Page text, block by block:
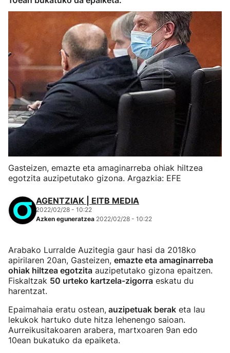
Gasteizen, emazte eta amaginarreba ohiak hiltzea
egotzita auzipetutako gizona. Argazkia: EFE
AGENTZIAK | EITB MEDIA
2022/02/28 - 10:22
Azken eguneratzea 2022/02/28 - 10:22
Arabako Lurralde Auzitegia gaur hasi da 2018ko
apirilaren 20an, Gasteizen, emazte eta amaginarreba
ohiak hiltzea egotzita auzipetutako gizona epaitzen.
Fiskaltzak 50 urteko kartzela-zigorra eskatu du
harentzat.
Epaimahaia eratu ostean, auzipetuak berak eta lau
lekukok hartuko dute hitza lehenengo saioan.
Aurreikusitakoaren arabera, martxoaren 9an edo
10ean bukatuko da epaiketa.